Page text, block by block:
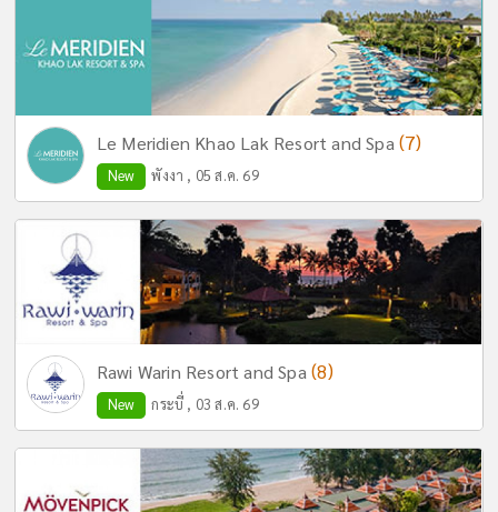
Le Meridien Khao Lak Resort and Spa (7)
New พังงา , 05 ส.ค. 69
Rawi Warin Resort and Spa (8)
New กระบี่ , 03 ส.ค. 69